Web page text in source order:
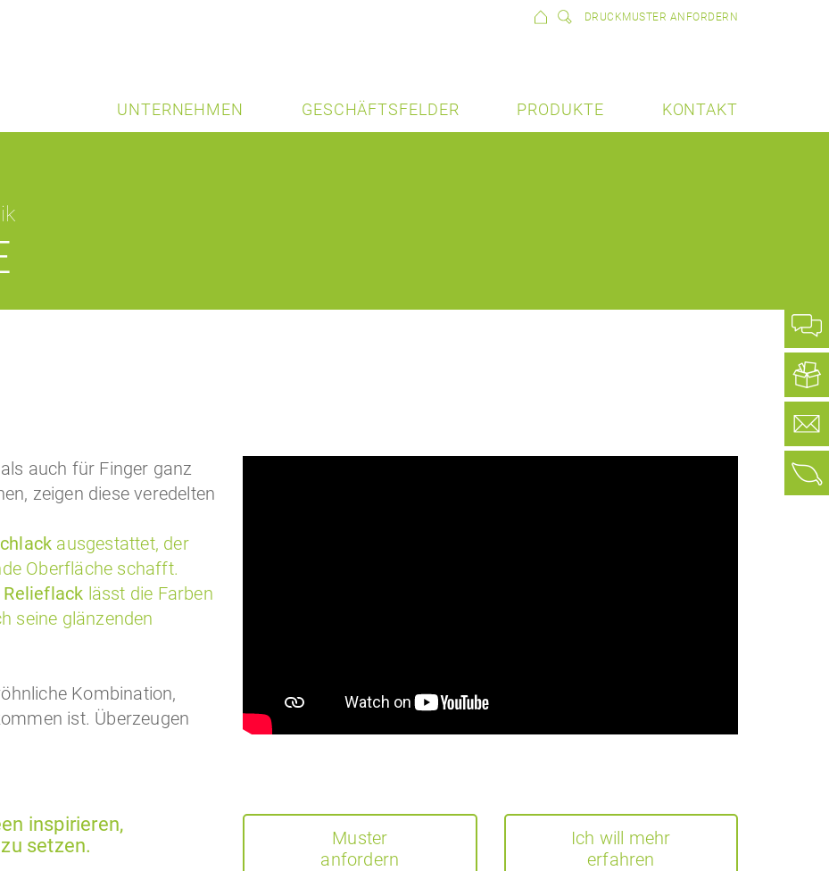
DRUCKMUSTER ANFORDERN
UNTERNEHMEN GESCHÄFTSFELDER PRODUKTE KONTAKT
auch für Finger ganz
zeigen diese veredelten
ausgestattet, der
Oberfläche schafft.
Relieflack lässt die Farben
seine glänzenden
Kombination,
ist. Überzeugen
inspirieren,
setzen.
Muster
anfordern
Ich will mehr
erfahren